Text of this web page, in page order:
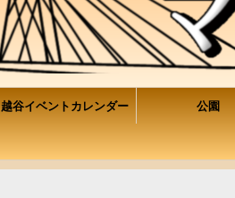
越谷イベントカレンダー 公園